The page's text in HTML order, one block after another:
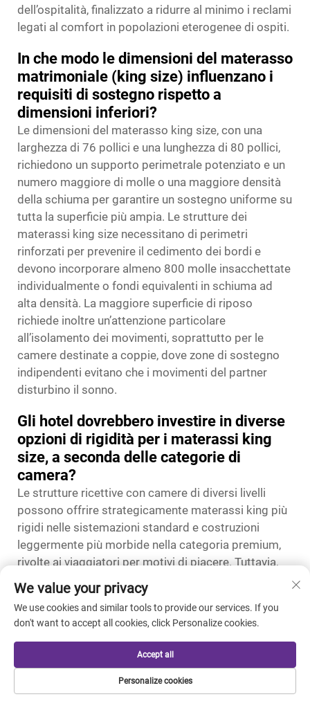
dell’ospitalità, finalizzato a ridurre al minimo i reclami
legati al comfort in popolazioni eterogenee di ospiti.
In che modo le dimensioni del materasso
matrimoniale (king size) influenzano i
requisiti di sostegno rispetto a
dimensioni inferiori?
Le dimensioni del materasso king size, con una
larghezza di 76 pollici e una lunghezza di 80 pollici,
richiedono un supporto perimetrale potenziato e un
numero maggiore di molle o una maggiore densità
della schiuma per garantire un sostegno uniforme su
tutta la superficie più ampia. Le strutture dei
materassi king size necessitano di perimetri
rinforzati per prevenire il cedimento dei bordi e
devono incorporare almeno 800 molle insacchettate
individualmente o fondi equivalenti in schiuma ad
alta densità. La maggiore superficie di riposo
richiede inoltre un’attenzione particolare
all’isolamento dei movimenti, soprattutto per le
camere destinate a coppie, dove zone di sostegno
indipendenti evitano che i movimenti del partner
disturbino il sonno.
Gli hotel dovrebbero investire in diverse
opzioni di rigidità per i materassi king
size, a seconda delle categorie di
camera?
Le strutture ricettive con camere di diversi livelli
possono offrire strategicamente materassi king più
rigidi nelle sistemazioni standard e costruzioni
leggermente più morbide nella categoria premium,
rivolte ai viaggiatori per motivi di piacere. Tuttavia,
mantenere specifiche di rigidità costanti
(mediamente rigide) in tutte le categorie semplifica
gli acquisti, la logistica delle operazioni di
housekeeping e la gestione delle aspettative degli
ospiti. Se il budget lo consente, offrire la possibilità
di personalizzare la rigidità tramite basi regolabili o
topper per materasso permette di differenziarsi
We value your privacy
We use cookies and similar tools to provide our services. If you
don't want to accept all cookies, click Personalize cookies.
Personalize cookies
Accept all